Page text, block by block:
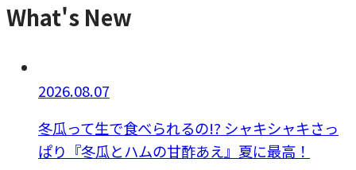
What's New
2026.08.07
冬瓜って生で食べられるの!? シャキシャキさっ
ぱり『冬瓜とハムの甘酢あえ』夏に最高！